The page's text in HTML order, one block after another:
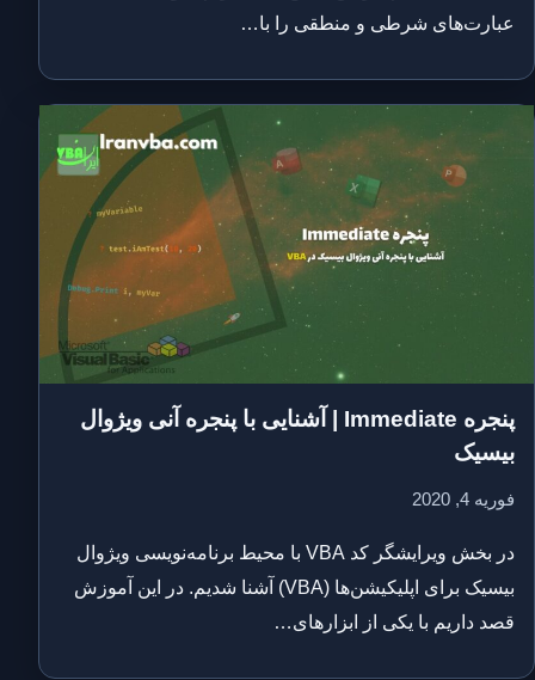
عبارت‌های شرطی و منطقی را با…
پنجره Immediate | آشنایی با پنجره آنی ویژوال
بیسیک
فوریه 4, 2020
در بخش ویرایشگر کد VBA با محیط برنامه‌نویسی ویژوال
بیسیک برای اپلیکیشن‌ها (VBA) آشنا شدیم. در این آموزش
قصد داریم با یکی از ابزارهای…